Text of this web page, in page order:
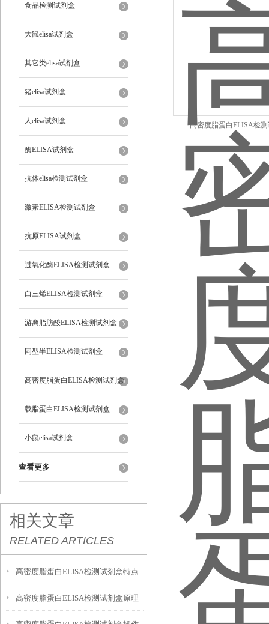
食品检测试剂盒
大鼠elisa试剂盒
其它类elisa试剂盒
猪elisa试剂盒
人elisa试剂盒
酶ELISA试剂盒
抗体elisa检测试剂盒
激素ELISA检测试剂盒
抗原ELISA试剂盒
过氧化酶ELISA检测试剂盒
白三烯ELISA检测试剂盒
游离脂肪酸ELISA检测试剂盒
同型半ELISA检测试剂盒
高密度脂蛋白ELISA检测试剂盒
载脂蛋白ELISA检测试剂盒
小鼠elisa试剂盒
查看更多
相关文章
RELATED ARTICLES
高密度脂蛋白ELISA检测试剂盒特点
优势要点
高密度脂蛋白ELISA检测试剂盒原理
高密度脂蛋白ELISA检